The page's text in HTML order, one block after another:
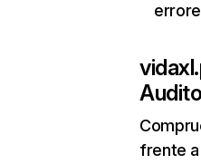
frente